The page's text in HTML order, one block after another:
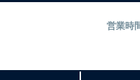
営業時